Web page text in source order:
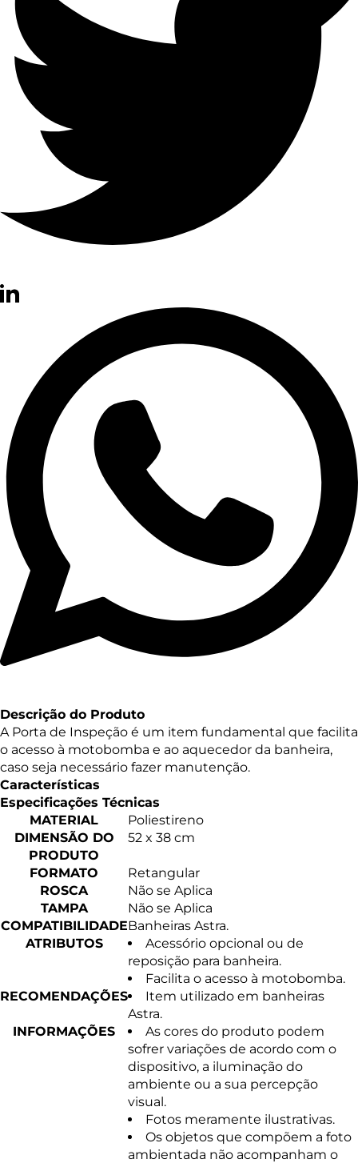
Descrição do Produto
A Porta de Inspeção é um item fundamental que facilita
o acesso à motobomba e ao aquecedor da banheira,
caso seja necessário fazer manutenção.
Características
Especificações Técnicas
MATERIAL
Poliestireno
DIMENSÃO DO
PRODUTO
52 x 38 cm
FORMATO
Retangular
ROSCA
Não se Aplica
TAMPA
Não se Aplica
COMPATIBILIDADEBanheiras Astra.
ATRIBUTOS
Acessório opcional ou de
reposição para banheira.
Facilita o acesso à motobomba.
RECOMENDAÇÕES
Item utilizado em banheiras
Astra.
INFORMAÇÕES
As cores do produto podem
sofrer variações de acordo com o
dispositivo, a iluminação do
ambiente ou a sua percepção
visual.
Fotos meramente ilustrativas.
Os objetos que compõem a foto
ambientada não acompanham o